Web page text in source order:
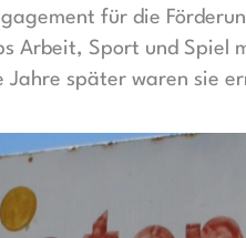
für die
Arbeit, Sport und Spiel
Jahre später waren sie